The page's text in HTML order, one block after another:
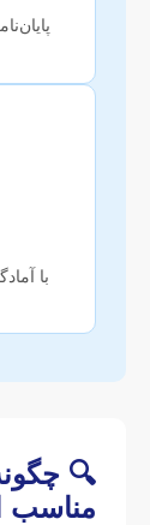
با
🔍
مناسب